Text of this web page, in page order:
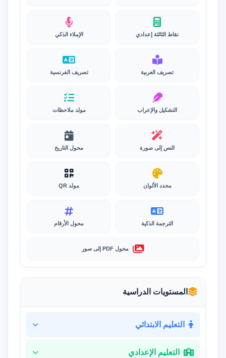
نقاط الثالثة إعدادي الإملاء الذكي
تصريف العربية تصريف الفرنسية
التشكيل والإعراب مولد ملاحظات
النص إلى صورة محول التاريخ
محدد الألوان مولد QR
الترجمة الذكية محول الأرقام
محول PDF إلى صور
المستويات الدراسية
التعليم الابتدائي
التعليم الإعدادي